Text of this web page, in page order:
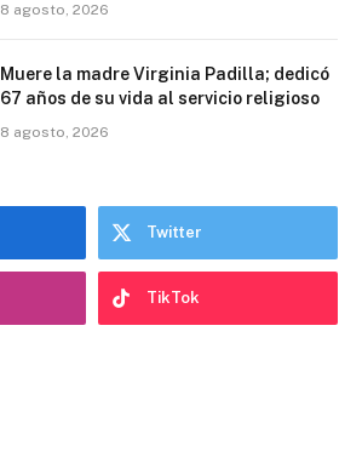
8 agosto, 2026
Muere la madre Virginia Padilla; dedicó
67 años de su vida al servicio religioso
8 agosto, 2026
Twitter
TikTok